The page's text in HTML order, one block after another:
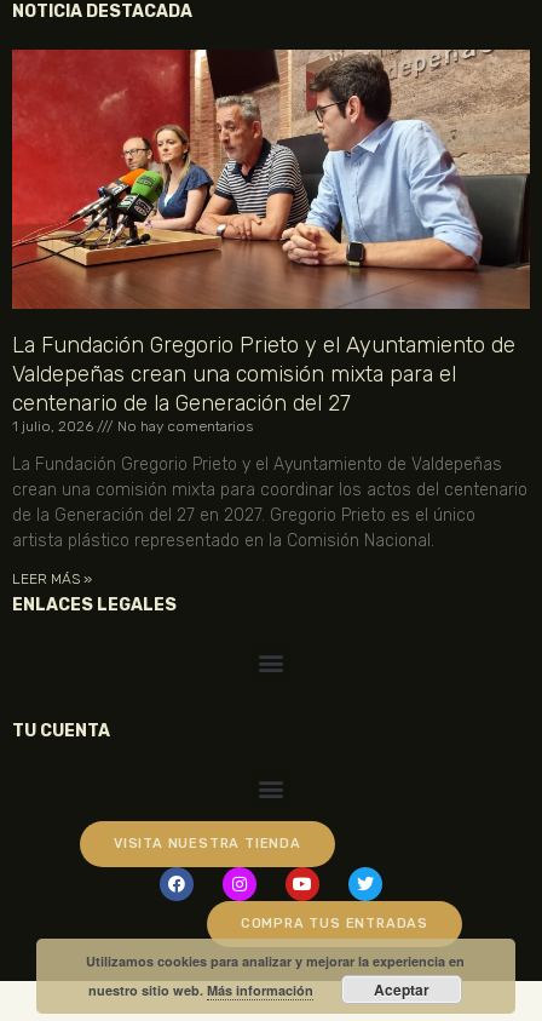
NOTICIA DESTACADA
La Fundación Gregorio Prieto y el Ayuntamiento de
Valdepeñas crean una comisión mixta para el
centenario de la Generación del 27
1 julio, 2026 No hay comentarios
La Fundación Gregorio Prieto y el Ayuntamiento de Valdepeñas
crean una comisión mixta para coordinar los actos del centenario
de la Generación del 27 en 2027. Gregorio Prieto es el único
artista plástico representado en la Comisión Nacional.
LEER MÁS »
ENLACES LEGALES
TU CUENTA
VISITA NUESTRA TIENDA
COMPRA TUS ENTRADAS
Utilizamos cookies para analizar y mejorar la experiencia en
nuestro sitio web.Más información Aceptar